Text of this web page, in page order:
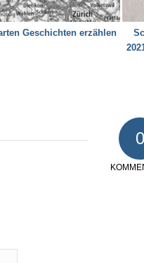
Geschichten erzählen
0